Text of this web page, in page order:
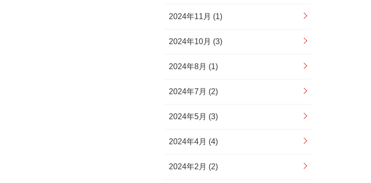
2024年11月 (1)
2024年10月 (3)
2024年8月 (1)
2024年7月 (2)
2024年5月 (3)
2024年4月 (4)
2024年2月 (2)